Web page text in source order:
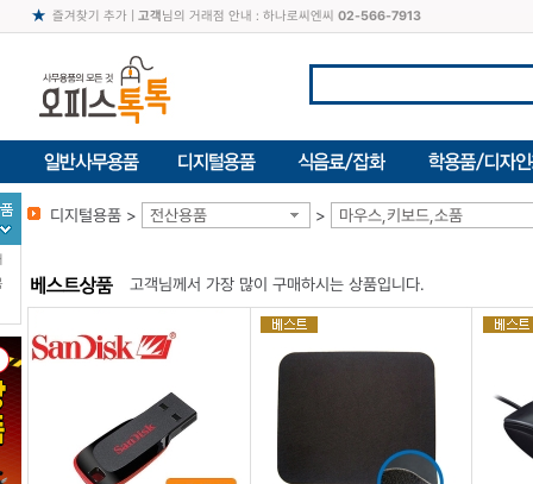
즐겨찾기 추가| 고객님의 거래점 안내 : 하나로씨엔씨 02-566-7913
디지털용품 > 전산용품 > 마우스,키보드,소품
고객님께서 가장 많이 구매하시는 상품입니다.